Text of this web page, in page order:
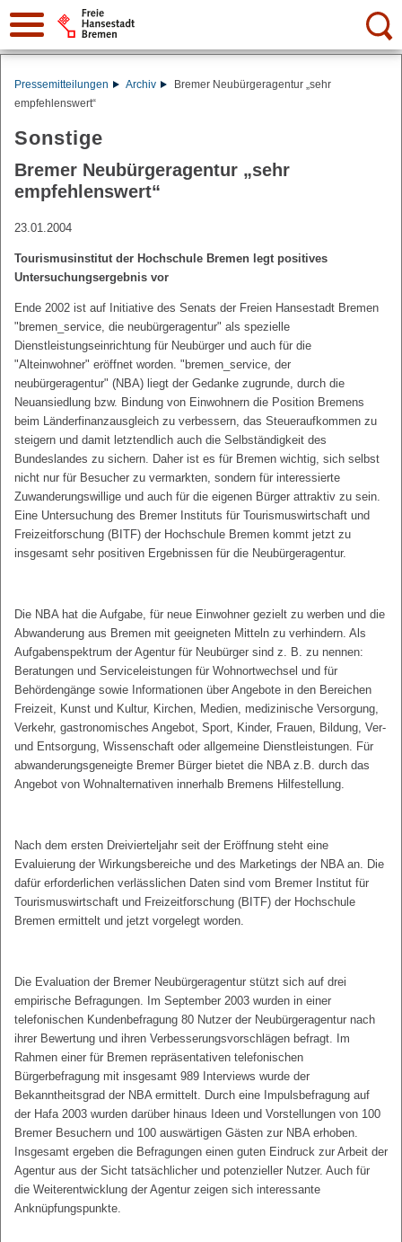
Suche:
Pressemitteilungen Archiv
Bremer Neubürgeragentur „sehr
empfehlenswert“
Sonstige
Bremer Neubürgeragentur „sehr
empfehlenswert“
23.01.2004
Tourismusinstitut der Hochschule Bremen legt positives
Untersuchungsergebnis vor
Ende 2002 ist auf Initiative des Senats der Freien Hansestadt Bremen
"bremen_service, die neubürgeragentur" als spezielle
Dienstleistungseinrichtung für Neubürger und auch für die
"Alteinwohner" eröffnet worden. "bremen_service, der
neubürgeragentur" (NBA) liegt der Gedanke zugrunde, durch die
Neuansiedlung bzw. Bindung von Einwohnern die Position Bremens
beim Länderfinanzausgleich zu verbessern, das Steueraufkommen zu
steigern und damit letztendlich auch die Selbständigkeit des
Bundeslandes zu sichern. Daher ist es für Bremen wichtig, sich selbst
nicht nur für Besucher zu vermarkten, sondern für interessierte
Zuwanderungswillige und auch für die eigenen Bürger attraktiv zu sein.
Eine Untersuchung des Bremer Instituts für Tourismuswirtschaft und
Freizeitforschung (BITF) der Hochschule Bremen kommt jetzt zu
insgesamt sehr positiven Ergebnissen für die Neubürgeragentur.
Die NBA hat die Aufgabe, für neue Einwohner gezielt zu werben und die
Abwanderung aus Bremen mit geeigneten Mitteln zu verhindern. Als
Aufgabenspektrum der Agentur für Neubürger sind z. B. zu nennen:
Beratungen und Serviceleistungen für Wohnortwechsel und für
Behördengänge sowie Informationen über Angebote in den Bereichen
Freizeit, Kunst und Kultur, Kirchen, Medien, medizinische Versorgung,
Verkehr, gastronomisches Angebot, Sport, Kinder, Frauen, Bildung, Ver-
und Entsorgung, Wissenschaft oder allgemeine Dienstleistungen. Für
abwanderungsgeneigte Bremer Bürger bietet die NBA z.B. durch das
Angebot von Wohnalternativen innerhalb Bremens Hilfestellung.
Nach dem ersten Dreivierteljahr seit der Eröffnung steht eine
Evaluierung der Wirkungsbereiche und des Marketings der NBA an. Die
dafür erforderlichen verlässlichen Daten sind vom Bremer Institut für
Tourismuswirtschaft und Freizeitforschung (BITF) der Hochschule
Bremen ermittelt und jetzt vorgelegt worden.
Die Evaluation der Bremer Neubürgeragentur stützt sich auf drei
empirische Befragungen. Im September 2003 wurden in einer
telefonischen Kundenbefragung 80 Nutzer der Neubürgeragentur nach
ihrer Bewertung und ihren Verbesserungsvorschlägen befragt. Im
Rahmen einer für Bremen repräsentativen telefonischen
Bürgerbefragung mit insgesamt 989 Interviews wurde der
Bekanntheitsgrad der NBA ermittelt. Durch eine Impulsbefragung auf
der Hafa 2003 wurden darüber hinaus Ideen und Vorstellungen von 100
Bremer Besuchern und 100 auswärtigen Gästen zur NBA erhoben.
Insgesamt ergeben die Befragungen einen guten Eindruck zur Arbeit der
Agentur aus der Sicht tatsächlicher und potenzieller Nutzer. Auch für
die Weiterentwicklung der Agentur zeigen sich interessante
Anknüpfungspunkte.